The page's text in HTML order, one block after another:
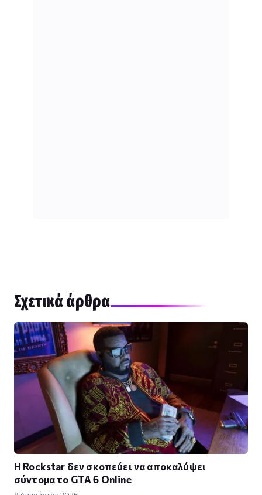
Σχετικά άρθρα
Η Rockstar δεν σκοπεύει να αποκαλύψει
σύντομα το GTA 6 Online